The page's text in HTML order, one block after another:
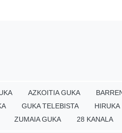
AZKOITIA GUKA
GUKA TELEBISTA
HIRUKA
ZUMAIA GUKA 28 KANALA